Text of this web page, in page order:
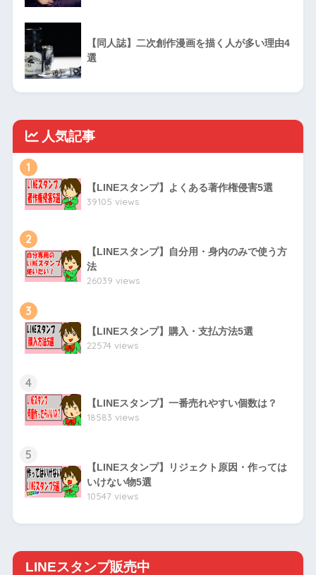
【同人誌】二次創作漫画を描く人が多い理由4
選
人気記事
1
【LINEスタンプ】よくある著作権侵害5選
39105 views
2
【LINEスタンプ】自分用・身内のみで使う方
法
26039 views
3
【LINEスタンプ】購入・支払方法5選
22574 views
4
【LINEスタンプ】一番売れやすい個数は？
18583 views
5
【LINEスタンプ】リジェクト原因・作っては
いけない物5選
10547 views
LINEスタンプ販売中